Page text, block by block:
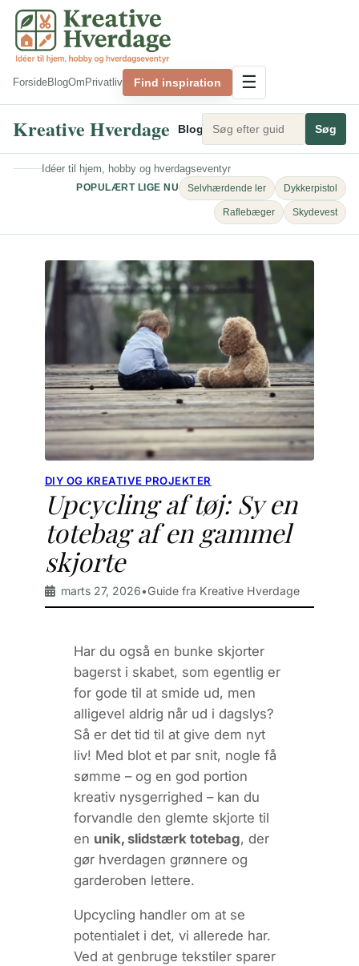
Spring
indhold
ForsideBlogOm Privatliv Find inspiration ☰
Kreative Hverdage Blog Bolig og indretningSøg
Idéer til hjem, hobby og hverdagseventyr
POPULÆRT LIGE NU Selvhærdende ler Dykkerpistol
Raflebæger Skydevest
DIY OG KREATIVE PROJEKTER
Upcycling af tøj: Sy en
totebag af en gammel
skjorte
marts 27, 2026•Guide fra Kreative Hverdage
Har du også en bunke skjorter
bagerst i skabet, som egentlig er
for gode til at smide ud, men
alligevel aldrig når ud i dagslys?
Så er det tid til at give dem nyt
liv! Med blot et par snit, nogle få
sømme – og en god portion
kreativ nysgerrighed – kan du
forvandle den glemte skjorte til
en unik, slidstærk totebag, der
gør hverdagen grønnere og
garderoben lettere.
Upcycling handler om at se
potentialet i det, vi allerede har.
Ved at genbruge tekstiler sparer